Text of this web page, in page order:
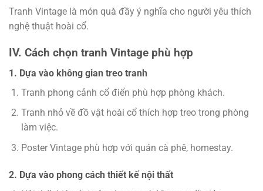
Tranh Vintage là món quà đầy ý nghĩa cho người yêu thích
nghệ thuật hoài cổ.
IV. Cách chọn tranh Vintage phù hợp
1. Dựa vào không gian treo tranh
Tranh phong cảnh cổ điển phù hợp phòng khách.
Tranh nhỏ về đồ vật hoài cổ thích hợp treo trong phòng
làm việc.
Poster Vintage phù hợp với quán cà phê, homestay.
2. Dựa vào phong cách thiết kế nội thất